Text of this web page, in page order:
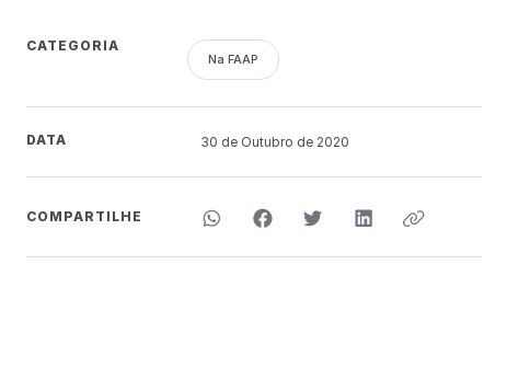
CATEGORIA
Na FAAP
DATA 30 de Outubro de 2020
COMPARTILHE